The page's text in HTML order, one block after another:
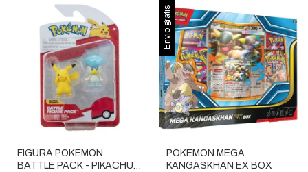
FIGURA POKEMON
BATTLE PACK - PIKACHU +
Envío gratis
POKEMON MEGA
KANGASKHAN EX BOX